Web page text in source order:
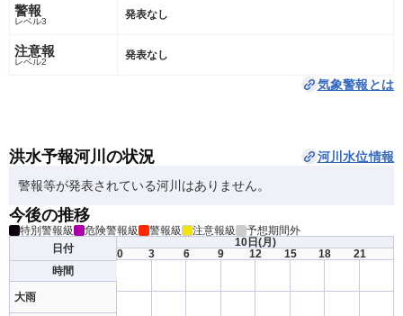
警報
レベル3 発表なし
注意報
レベル2 発表なし
気象警報とは
洪水予報河川の状況
河川水位情報
警報等が発表されている河川はありません。
今後の推移
特別警報級 危険警報級 警報級 注意報級
予想期間外
日付
時間
大雨
10日 (月)
0
3 6 9 12 15 18 21